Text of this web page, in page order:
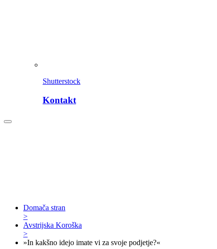
Shutterstock
Kontakt
Domača stran
>
Avstrijska Koroška
>
»In kakšno idejo imate vi za svoje podjetje?«